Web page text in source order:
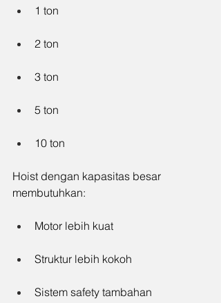
1 ton
2 ton
3 ton
5 ton
10 ton
Hoist dengan kapasitas besar
membutuhkan:
Motor lebih kuat
Struktur lebih kokoh
Sistem safety tambahan